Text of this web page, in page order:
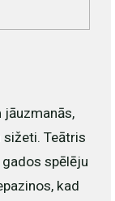
jāuzmanās,
Teātris
spēlēju
kad